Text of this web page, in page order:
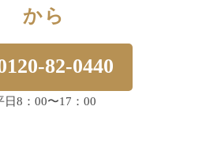
から
82-0440
日8：00〜17：00